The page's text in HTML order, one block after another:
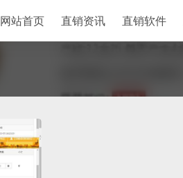
网站首页 直销资讯 直销软件